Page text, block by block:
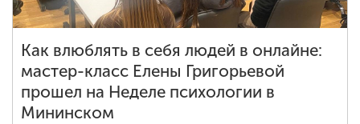
Как влюблять в себя людей в онлайне:
мастер-класс Елены Григорьевой
прошел на Неделе психологии в
Мининском